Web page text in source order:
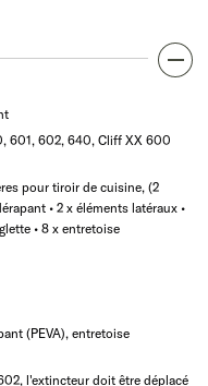
601, 602, 640, Cliff XX 600
pour tiroir de cuisine, (2
• 2 x éléments latéraux •
• 8 x entretoise
(PEVA), entretoise
l'extincteur doit être déplacé